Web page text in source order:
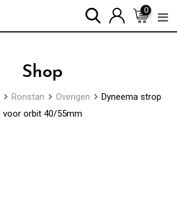
0
Shop
Ronstan Overigen
Dyneema strop
voor orbit 40/55mm